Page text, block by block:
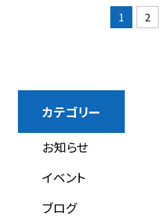
1 2
カテゴリー
お知らせ
イベント
ブログ